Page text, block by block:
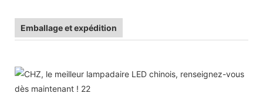
Emballage et expédition